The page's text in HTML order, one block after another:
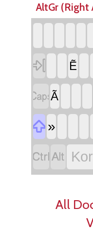
AltGr (Right

Ẽ
Ã
»

All